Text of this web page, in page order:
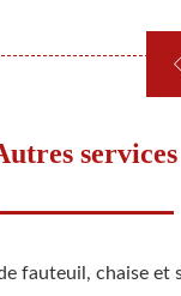
services
fauteuil, chaise et